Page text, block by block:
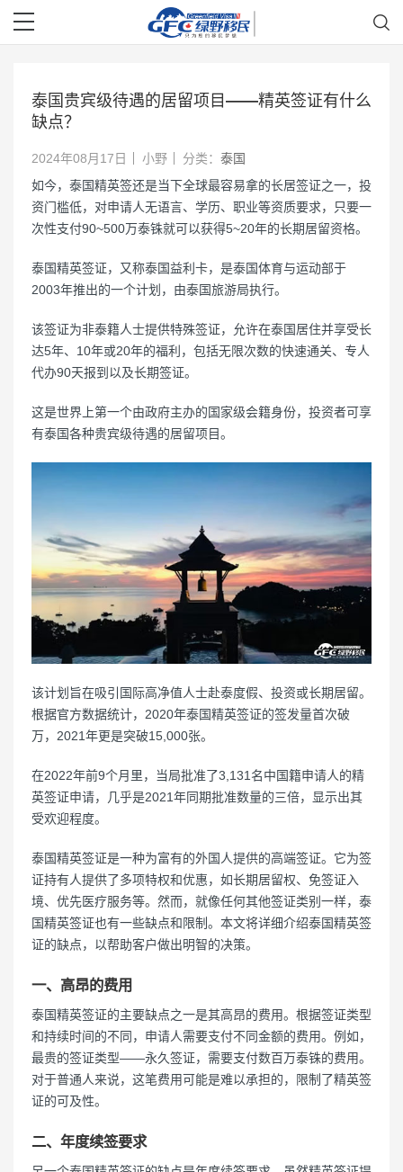
泰国贵宾级待遇的居留项目——精英签证有什么
缺点？
2024年08月17日 小野 分类： 泰国
如今，泰国精英签还是当下全球最容易拿的长居签证之一，投
资门槛低，对申请人无语言、学历、职业等资质要求，只要一
次性支付90~500万泰铢就可以获得5~20年的长期居留资格。
泰国精英签证，又称泰国益利卡，是泰国体育与运动部于
2003年推出的一个计划，由泰国旅游局执行。
该签证为非泰籍人士提供特殊签证，允许在泰国居住并享受长
达5年、10年或20年的福利，包括无限次数的快速通关、专人
代办90天报到以及长期签证。
这是世界上第一个由政府主办的国家级会籍身份，投资者可享
有泰国各种贵宾级待遇的居留项目。
该计划旨在吸引国际高净值人士赴泰度假、投资或长期居留。
根据官方数据统计，2020年泰国精英签证的签发量首次破
万，2021年更是突破15,000张。
在2022年前9个月里，当局批准了3,131名中国籍申请人的精
英签证申请，几乎是2021年同期批准数量的三倍，显示出其
受欢迎程度。
泰国精英签证是一种为富有的外国人提供的高端签证。它为签
证持有人提供了多项特权和优惠，如长期居留权、免签证入
境、优先医疗服务等。然而，就像任何其他签证类别一样，泰
国精英签证也有一些缺点和限制。本文将详细介绍泰国精英签
证的缺点，以帮助客户做出明智的决策。
一、高昂的费用
泰国精英签证的主要缺点之一是其高昂的费用。根据签证类型
和持续时间的不同，申请人需要支付不同金额的费用。例如，
最贵的签证类型——永久签证，需要支付数百万泰铢的费用。
对于普通人来说，这笔费用可能是难以承担的，限制了精英签
证的可及性。
二、年度续签要求